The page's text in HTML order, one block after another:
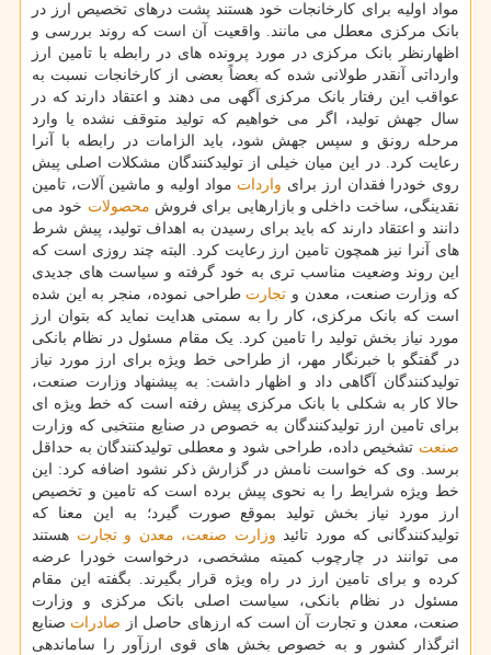
مواد اولیه برای کارخانجات خود هستند پشت درهای تخصیص ارز در
بانک مرکزی معطل می مانند. واقعیت آن است که روند بررسی و
اظهارنظر بانک مرکزی در مورد پرونده های در رابطه با تامین ارز
وارداتی آنقدر طولانی شده که بعضاً بعضی از کارخانجات نسبت به
عواقب این رفتار بانک مرکزی آگهی می دهند و اعتقاد دارند که در
سال جهش تولید، اگر می خواهیم که تولید متوقف نشده یا وارد
مرحله رونق و سپس جهش شود، باید الزامات در رابطه با آنرا
رعایت کرد. در این میان خیلی از تولیدکنندگان مشکلات اصلی پیش
روی خودرا فقدان ارز برای واردات مواد اولیه و ماشین آلات، تامین
نقدینگی، ساخت داخلی و بازارهایی برای فروش محصولات خود می
دانند و اعتقاد دارند که باید برای رسیدن به اهداف تولید، پیش شرط
های آنرا نیز همچون تامین ارز رعایت کرد. البته چند روزی است که
این روند وضعیت مناسب تری به خود گرفته و سیاست های جدیدی
که وزارت صنعت، معدن و تجارت طراحی نموده، منجر به این شده
است که بانک مرکزی، کار را به سمتی هدایت نماید که بتوان ارز
مورد نیاز بخش تولید را تامین کرد. یک مقام مسئول در نظام بانکی
در گفتگو با خبرنگار مهر، از طراحی خط ویژه برای ارز مورد نیاز
تولیدکنندگان آگاهی داد و اظهار داشت: به پیشنهاد وزارت صنعت،
حالا کار به شکلی با بانک مرکزی پیش رفته است که خط ویژه ای
برای تامین ارز تولیدکنندگان به خصوص در صنایع منتخبی که وزارت
صنعت تشخیص داده، طراحی شود و معطلی تولیدکنندگان به حداقل
برسد. وی که خواست نامش در گزارش ذکر نشود اضافه کرد: این
خط ویژه شرایط را به نحوی پیش برده است که تامین و تخصیص
ارز مورد نیاز بخش تولید بموقع صورت گیرد؛ به این معنا که
تولیدکنندگانی که مورد تائید وزارت صنعت، معدن و تجارت هستند
می توانند در چارچوب کمیته مشخصی، درخواست خودرا عرضه
کرده و برای تامین ارز در راه ویژه قرار بگیرند. بگفته این مقام
مسئول در نظام بانکی، سیاست اصلی بانک مرکزی و وزارت
صنعت، معدن و تجارت آن است که ارزهای حاصل از صادرات صنایع
اثرگذار کشور و به خصوص بخش های قوی ارزآور را ساماندهی